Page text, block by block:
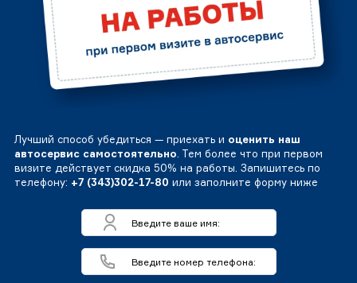
Лучший способ убедиться — приехать и оценить наш
автосервис самостоятельно. Тем более что при первом
визите действует скидка 50% на работы. Запишитесь по
телефону: +7 (343)302-17-80 или заполните форму ниже